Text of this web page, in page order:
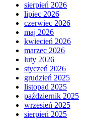
sierpień 2026
lipiec 2026
czerwiec 2026
maj 2026
kwiecień 2026
marzec 2026
luty 2026
styczeń 2026
grudzień 2025
listopad 2025
październik 2025
wrzesień 2025
sierpień 2025